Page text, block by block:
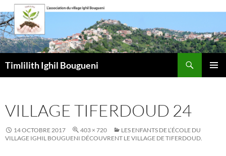
Aller
au
contenu
Timlilith Ighil Bougueni
VILLAGE TIFERDOUD 24
14 OCTOBRE 2017 403 × 720
LES ENFANTS DE L’ÉCOLE DU
VILLAGE IGHIL BOUGUENI DÉCOUVRENT LE VILLAGE DE TIFERDOUD.